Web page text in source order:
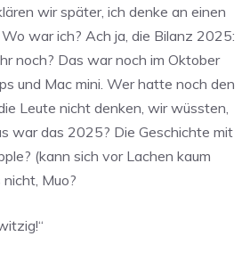
wir später, ich denke an einen
war ich? Ach ja, die Bilanz 2025:
noch? Das war noch im Oktober
und Mac mini. Wer hatte noch den
Leute nicht denken, wir wüssten,
war das 2025? Die Geschichte mit
(kann sich vor Lachen kaum
Muo?